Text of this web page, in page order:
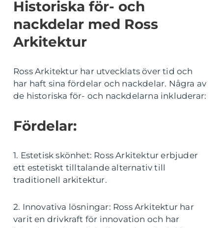
Historiska för- och
nackdelar med Ross
Arkitektur
Ross Arkitektur har utvecklats över tid och
har haft sina fördelar och nackdelar. Några av
de historiska för- och nackdelarna inkluderar:
Fördelar:
1. Estetisk skönhet: Ross Arkitektur erbjuder
ett estetiskt tilltalande alternativ till
traditionell arkitektur.
2. Innovativa lösningar: Ross Arkitektur har
varit en drivkraft för innovation och har